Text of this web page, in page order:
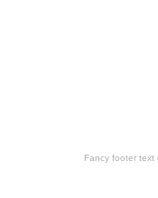
Fancy footer